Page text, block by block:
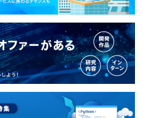
れています。
社員も在籍しています。